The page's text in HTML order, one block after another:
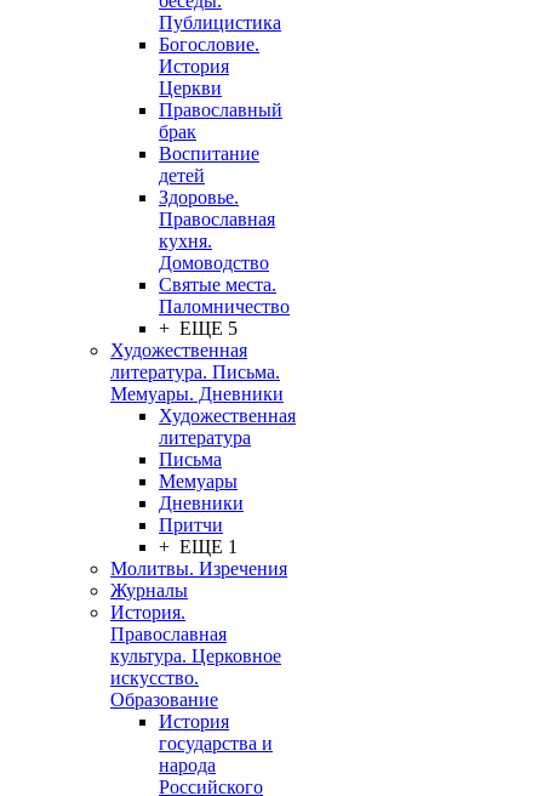
Публицистика
Богословие.
История
Церкви
Православный
брак
Воспитание
детей
Здоровье.
Православная
кухня.
Домоводство
Святые места.
Паломничество
+ ЕЩЕ 5
Художественная
литература. Письма.
Мемуары. Дневники
Художественная
литература
Письма
Мемуары
Дневники
Притчи
+ ЕЩЕ 1
Молитвы. Изречения
Журналы
История.
Православная
культура. Церковное
искусство.
Образование
История
государства и
народа
Российского